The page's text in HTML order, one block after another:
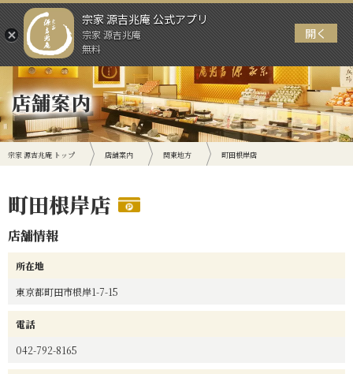
宗家 源吉兆庵 公式アプリ
宗家 源吉兆庵
無料
開く
メニュー
店舗案内
宗家 源吉兆庵 トップ 店舗案内 関東地方 町田根岸店
町田根岸店
店舗情報
所在地
東京都町田市根岸1-7-15
電話
042-792-8165